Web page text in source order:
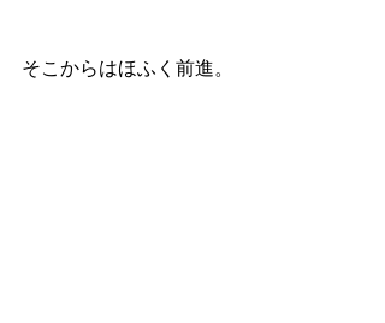
そこからはほふく前進。